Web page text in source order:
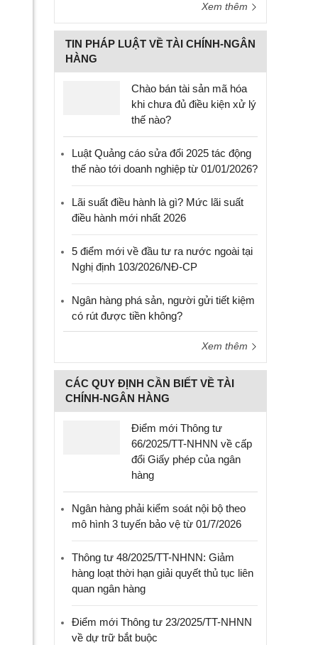
Xem thêm
TIN PHÁP LUẬT VỀ TÀI CHÍNH-NGÂN
HÀNG
Chào bán tài sản mã hóa
khi chưa đủ điều kiện xử lý
thế nào?
Luật Quảng cáo sửa đổi 2025 tác động
thế nào tới doanh nghiệp từ 01/01/2026?
Lãi suất điều hành là gì? Mức lãi suất
điều hành mới nhất 2026
5 điểm mới về đầu tư ra nước ngoài tại
Nghị định 103/2026/NĐ-CP
Ngân hàng phá sản, người gửi tiết kiệm
có rút được tiền không?
Xem thêm
CÁC QUY ĐỊNH CẦN BIẾT VỀ TÀI
CHÍNH-NGÂN HÀNG
Điểm mới Thông tư
66/2025/TT-NHNN về cấp
đổi Giấy phép của ngân
hàng
Ngân hàng phải kiểm soát nội bộ theo
mô hình 3 tuyến bảo vệ từ 01/7/2026
Thông tư 48/2025/TT-NHNN: Giảm
hàng loạt thời hạn giải quyết thủ tục liên
quan ngân hàng
Điểm mới Thông tư 23/2025/TT-NHNN
về dự trữ bắt buộc